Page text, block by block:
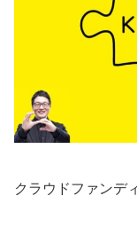
クラウドファンデ